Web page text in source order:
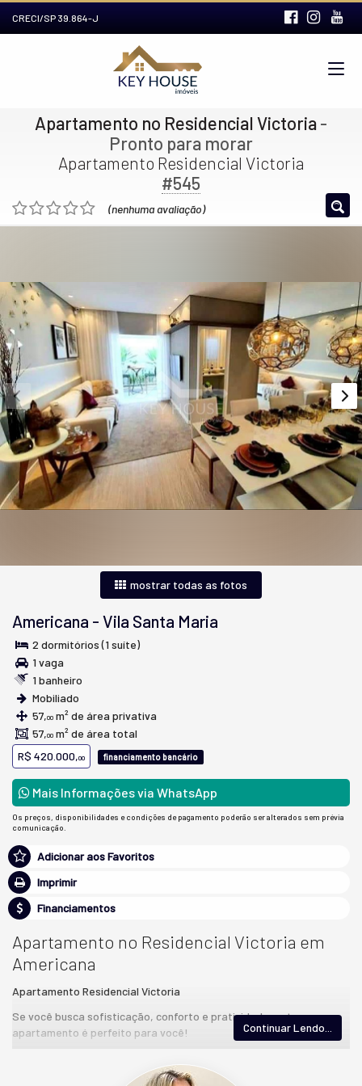
CRECI/SP 39.864-J
Apartamento no Residencial Victoria-
Pronto para morar
Apartamento Residencial Victoria
#545
(nenhuma avaliação)
mostrar todas as fotos
Americana - Vila Santa Maria
2 dormitórios (1 suíte)
1 vaga
1 banheiro
Mobiliado
57,00 m² de área privativa
57,00 m² de área total
R$ 420.000,00 financiamento bancário
Mais Informações via WhatsApp
Os preços, disponibilidades e condições de pagamento poderão ser alterados sem prévia
comunicação.
Adicionar aos Favoritos
Imprimir
Financiamentos
Apartamento no Residencial Victoria em
Americana
Apartamento Residencial Victoria
Se você busca sofisticação, conforto e praticidade, este
apartamento é perfeito para você!
🛏️ 2 dormitórios (1 suíte) para mais conforto e privacidade
Continuar Lendo...